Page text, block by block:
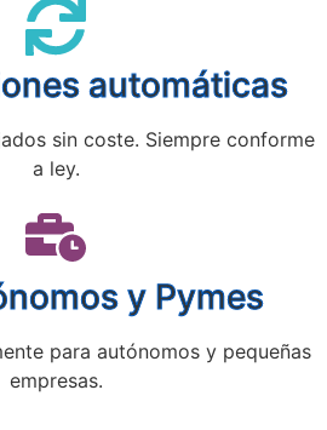
automáticas
sin coste. Siempre conforme
a ley.
y Pymes
para autónomos y pequeñas
empresas.